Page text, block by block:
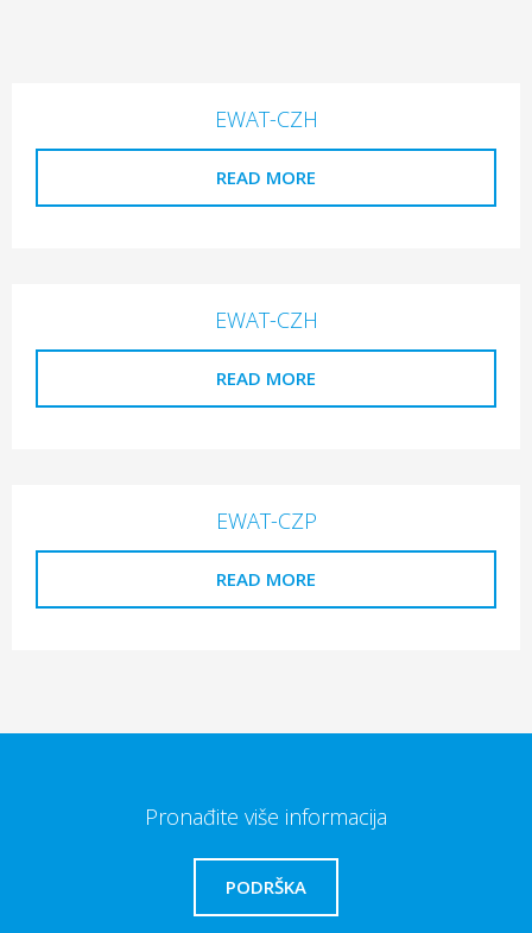
EWAT-CZH
READ MORE
EWAT-CZH
READ MORE
EWAT-CZP
READ MORE
Pronađite više informacija
PODRŠKA